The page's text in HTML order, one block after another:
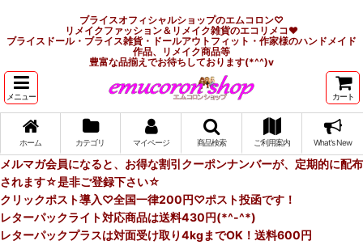
ブライスオフィシャルショップのエムコロン♡
リメイクファッション＆リメイク雑貨のエコリメコ♥
ブライスドール・ブライス雑貨・ドールアウトフィット・作家様のハンドメイド
作品、リメイク商品等
豊富な品揃えでお待ちしております(*^^)v
メニュー カート
ホーム カテゴリ マイページ 商品検索 ご利用案内 What's New
メルマガ会員になると、お得な割引クーポンナンバーが、定期的に配布
されます☆是非ご登録下さい☆
クリックポスト導入♡全国一律200円♡ポスト投函です！
レターパックライト対応商品は送料430円(*^-^*)
レターパックプラスは対面受け取り4kgまでOK！送料600円